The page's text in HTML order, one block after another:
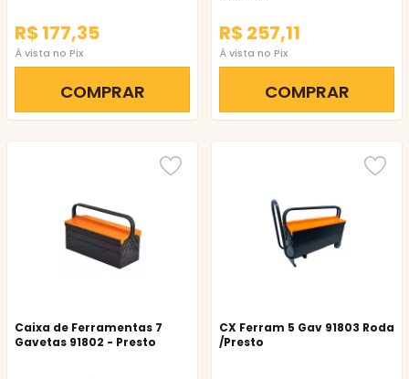
R$ 177,35
À vista no Pix
COMPRAR
R$ 257,11
À vista no Pix
COMPRAR
Caixa de Ferramentas 7
Gavetas 91802 - Presto
CX Ferram 5 Gav 91803 Roda
/Presto